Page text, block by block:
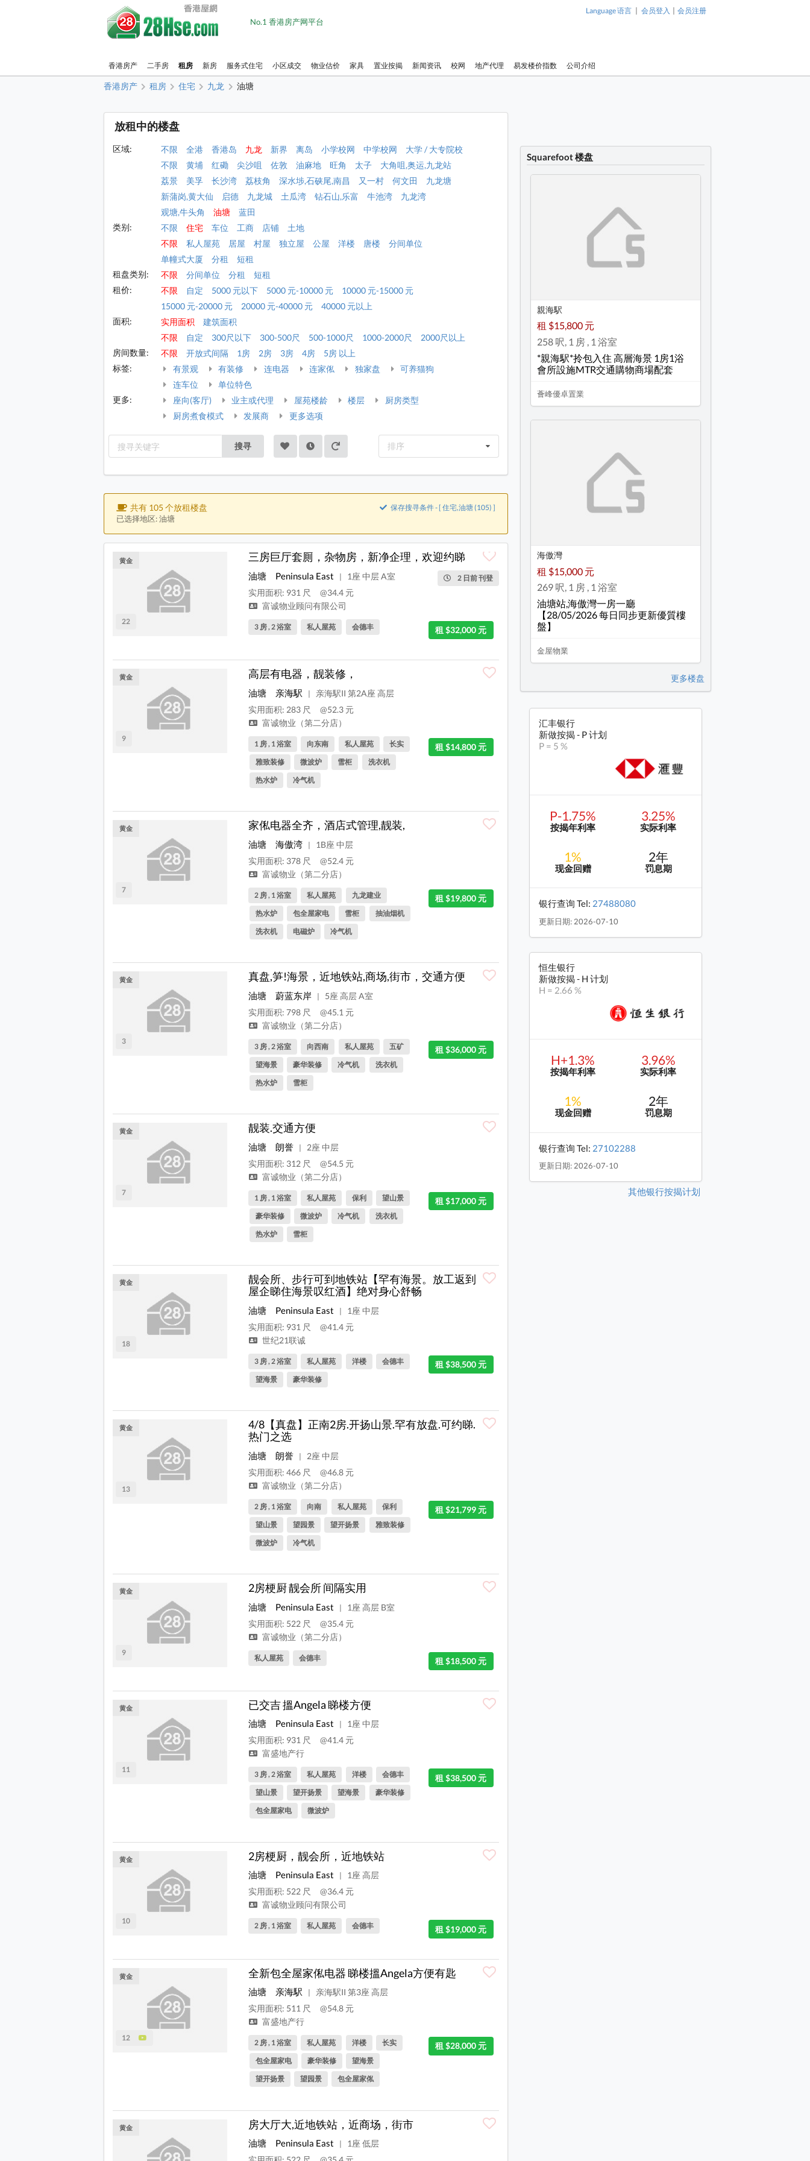
No.1 香港房产网平台
Language 语言 | 会员登入 | 会员注册
香港房产 二手房 租房 新房 服务式住宅 小区成交 物业估价 家具 置业按揭 新闻资讯 校网 地产代理 易发楼价指数 公司介绍
香港房产 租房 住宅 九龙 油塘
放租中的楼盘
区域: 不限 全港 香港岛 九龙 新界 离岛 小学校网 中学校网
大学 / 大专院校
不限
黄埔 红磡 尖沙咀 佐敦 油麻地 旺角 太子
大角咀,奥运,九龙站
荔景
美孚 长沙湾 荔枝角 深水埗,石硖尾,南昌 又一村 何文田
九龙塘
新蒲岗,黄大仙
启德 九龙城 土瓜湾 钻石山,乐富 牛池湾
九龙湾
观塘,牛头角
油塘
蓝田
类别:
不限 住宅 车位 工商 店铺
土地
不限
私人屋苑 居屋 村屋 独立屋 公屋 洋楼 唐楼
分间单位
单幢式大厦
分租
短租
租盘类别:
不限 分间单位 分租
短租
租价:
不限 自定 5000 元以下 5000 元-10000 元
10000 元-15000 元
15000 元-20000 元
20000 元-40000 元
40000 元以上
面积:
实用面积
建筑面积
不限
自定 300尺以下 300-500尺 500-1000尺 1000-2000尺
2000尺以上
房间数量:
不限 开放式间隔 1房 2房 3房 4房
5房 以上
标签:
有景观 有装修 连电器 连家俬 独家盘
可养猫狗
连车位
单位特色
更多:
座向(客厅) 业主或代理 屋苑楼龄 楼层
厨房类型
厨房煮食模式
发展商 更多选项
搜寻 排序
共有 105 个放租楼盘
已选择地区: 油塘
保存搜寻条件 - [ 住宅,油塘 (105) ]
22
黄金 三房巨厅套厠，杂物房，新净企理，欢迎约睇
2 日前 刊登
油塘 Peninsula East |
1座 中层 A室
实用面积: 931 尺
@34.4 元
富诚物业顾问有限公司
租 $32,000 元
3 房 , 2 浴室 私人屋苑 会德丰
9
黄金 高层有电器，靓装修，
油塘 亲海駅 |
亲海駅II 第2A座 高层
实用面积: 283 尺
@52.3 元
富诚物业（第二分店）
租 $14,800 元
1 房 , 1 浴室 向东南 私人屋苑
长实
雅致装修
微波炉 雪柜
洗衣机
热水炉
冷气机
7
黄金 家俬电器全齐，酒店式管理,靓装,
油塘 海傲湾 |
1B座 中层
实用面积: 378 尺
@52.4 元
富诚物业（第二分店）
租 $19,800 元
2 房 , 1 浴室 私人屋苑
九龙建业
热水炉
包全屋家电 雪柜
抽油烟机
洗衣机
电磁炉 冷气机
3
黄金 真盘,笋!海景，近地铁站,商场,街市，交通方便
油塘 蔚蓝东岸 |
5座 高层 A室
实用面积: 798 尺
@45.1 元
富诚物业（第二分店）
租 $36,000 元
3 房 , 2 浴室 向西南 私人屋苑
五矿
望海景
豪华装修 冷气机
洗衣机
热水炉
雪柜
7
黄金 靓装.交通方便
油塘 朗誉 |
2座 中层
实用面积: 312 尺
@54.5 元
富诚物业（第二分店）
租 $17,000 元
1 房 , 1 浴室 私人屋苑 保利
望山景
豪华装修
微波炉 冷气机
洗衣机
热水炉
雪柜
18
黄金
靓会所、步行可到地铁站【罕有海景。放工返到
屋企睇住海景叹红酒】绝对身心舒畅
油塘 Peninsula East |
1座 中层
实用面积: 931 尺
@41.4 元
世纪21联诚
租 $38,500 元
3 房 , 2 浴室 私人屋苑 洋楼
会德丰
望海景
豪华装修
13
黄金
4/8【真盘】正南2房.开扬山景.罕有放盘.可约睇.
热门之选
油塘 朗誉 |
2座 中层
实用面积: 466 尺
@46.8 元
富诚物业（第二分店）
租 $21,799 元
2 房 , 1 浴室 向南 私人屋苑
保利
望山景
望园景 望开扬景
雅致装修
微波炉
冷气机
9
黄金 2房梗厨 靓会所 间隔实用
油塘 Peninsula East |
1座 高层 B室
实用面积: 522 尺
@35.4 元
富诚物业（第二分店）
租 $18,500 元
私人屋苑 会德丰
11
黄金 已交吉 搵Angela 睇楼方便
油塘 Peninsula East |
1座 中层
实用面积: 931 尺
@41.4 元
富盛地产行
租 $38,500 元
3 房 , 2 浴室 私人屋苑 洋楼
会德丰
望山景
望开扬景 望海景
豪华装修
包全屋家电
微波炉
10
黄金 2房梗厨，靓会所，近地铁站
油塘 Peninsula East |
1座 高层
实用面积: 522 尺
@36.4 元
富诚物业顾问有限公司
租 $19,000 元
2 房 , 1 浴室 私人屋苑 会德丰
12
黄金 全新包全屋家俬电器 睇楼搵Angela方便有匙
油塘 亲海駅 |
亲海駅II 第3座 高层
实用面积: 511 尺
@54.8 元
富盛地产行
租 $28,000 元
2 房 , 1 浴室 私人屋苑 洋楼
长实
包全屋家电
豪华装修
望海景
望开扬景
望园景 包全屋家俬
黄金 房大厅大,近地铁站，近商场，街市
油塘 Peninsula East |
1座 低层
Squarefoot 楼盘
親海駅
租 $15,800 元
258 呎, 1 房 , 1 浴室
*親海駅*拎包入住 高層海景 1房1浴
會所設施MTR交通購物商場配套
薈峰優卓置業
海傲灣
租 $15,000 元
269 呎, 1 房 , 1 浴室
油塘站,海傲灣一房一廳
【28/05/2026 每日同步更新優質樓
盤】
金屋物業
更多楼盘
汇丰银行
新做按揭 - P 计划
P = 5 %
P-1.75%
按揭年利率
3.25%
实际利率
1%
现金回赠
2年
罚息期
银行查询 Tel: 27488080
更新日期: 2026-07-10
恒生银行
新做按揭 - H 计划
H = 2.66 %
H+1.3%
按揭年利率
3.96%
实际利率
1%
现金回赠
2年
罚息期
银行查询 Tel: 27102288
更新日期: 2026-07-10
其他银行按揭计划